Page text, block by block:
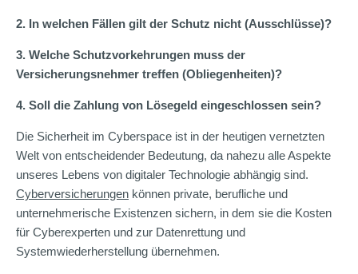
2. In welchen Fällen gilt der Schutz nicht (Ausschlüsse)?
3. Welche Schutzvorkehrungen muss der
Versicherungsnehmer treffen (Obliegenheiten)?
4. Soll die Zahlung von Lösegeld eingeschlossen sein?
Die Sicherheit im Cyberspace ist in der heutigen vernetzten
Welt von entscheidender Bedeutung, da nahezu alle Aspekte
unseres Lebens von digitaler Technologie abhängig sind.
Cyberversicherungen können private, berufliche und
unternehmerische Existenzen sichern, in dem sie die Kosten
für Cyberexperten und zur Datenrettung und
Systemwiederherstellung übernehmen.